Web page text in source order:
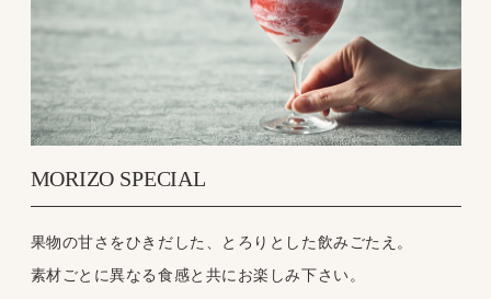
1986年兵庫県出身。世界で活躍するTOYOTA GAZOO
Racingのドライバー。2008年からF1世界選手権で活躍。
2016年から世界耐久選手権（WEC）に参戦し、ル・マン24
時間レースでの総合優勝・コースレコード記録など輝かし
い戦績を持つ。2024年はWECとスーパーフォーミュラに参
戦、さらなる活躍が期待される。
MORIZO SPECIAL
果物の甘さをひきだした、とろりとした飲みごたえ。
素材ごとに異なる食感と共にお楽しみ下さい。